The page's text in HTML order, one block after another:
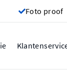
Foto proof